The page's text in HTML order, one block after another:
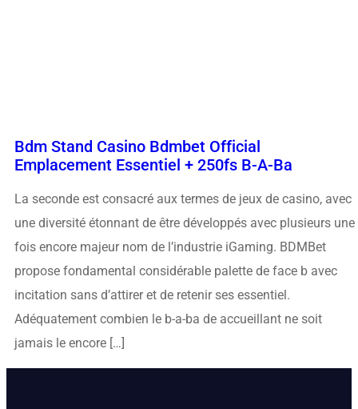
Bdm Stand Casino Bdmbet Official
Emplacement Essentiel + 250fs B-A-Ba
La seconde est consacré aux termes de jeux de casino, avec
une diversité étonnant de être développés avec plusieurs une
fois encore majeur nom de l’industrie iGaming. BDMBet
propose fondamental considérable palette de face b avec
incitation sans d’attirer et de retenir ses essentiel.
Adéquatement combien le b-a-ba de accueillant ne soit
jamais le encore […]